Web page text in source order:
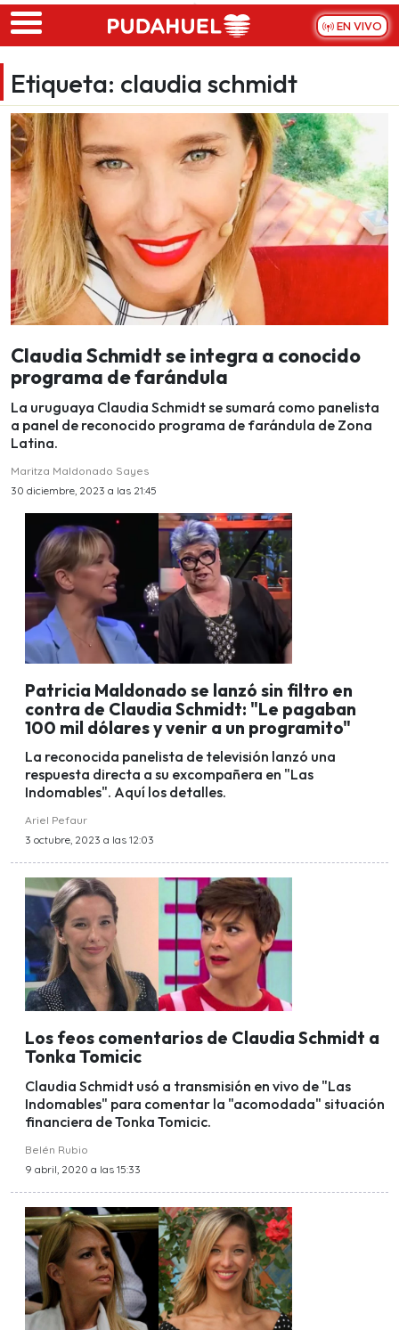
Skip to main content
EN VIVO
Etiqueta: claudia schmidt
Claudia Schmidt se integra a conocido
programa de farándula
La uruguaya Claudia Schmidt se sumará como panelista
a panel de reconocido programa de farándula de Zona
Latina.
Maritza Maldonado Sayes
30 diciembre, 2023 a las 21:45
Patricia Maldonado se lanzó sin filtro en
contra de Claudia Schmidt: "Le pagaban
100 mil dólares y venir a un programito"
La reconocida panelista de televisión lanzó una
respuesta directa a su excompañera en "Las
Indomables". Aquí los detalles.
Ariel Pefaur
3 octubre, 2023 a las 12:03
Los feos comentarios de Claudia Schmidt a
Tonka Tomicic
Claudia Schmidt usó a transmisión en vivo de "Las
Indomables" para comentar la "acomodada" situación
financiera de Tonka Tomicic.
Belén Rubio
9 abril, 2020 a las 15:33